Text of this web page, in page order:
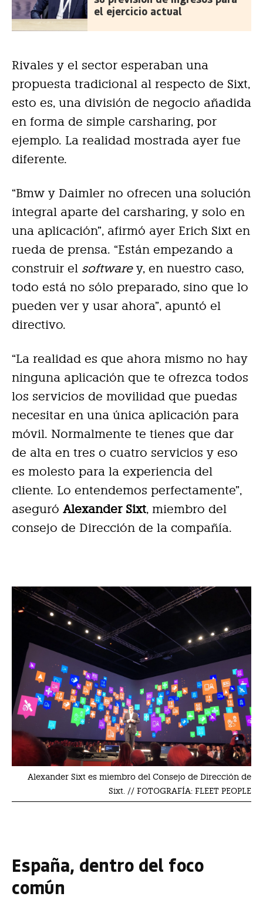
el ejercicio actual
Rivales y el sector esperaban una
propuesta tradicional al respecto de Sixt,
esto es, una división de negocio añadida
en forma de simple carsharing, por
ejemplo. La realidad mostrada ayer fue
diferente.
“Bmw y Daimler no ofrecen una solución
integral aparte del carsharing, y solo en
una aplicación”, afirmó ayer Erich Sixt en
rueda de prensa. “Están empezando a
construir el softwarey, en nuestro caso,
todo está no sólo preparado, sino que lo
pueden ver y usar ahora”, apuntó el
directivo.
“La realidad es que ahora mismo no hay
ninguna aplicación que te ofrezca todos
los servicios de movilidad que puedas
necesitar en una única aplicación para
móvil. Normalmente te tienes que dar
de alta en tres o cuatro servicios y eso
es molesto para la experiencia del
cliente. Lo entendemos perfectamente”,
aseguró Alexander Sixt, miembro del
consejo de Dirección de la compañía.
Alexander Sixt es miembro del Consejo de Dirección de
Sixt. // FOTOGRAFÍA: FLEET PEOPLE
España, dentro del foco
común